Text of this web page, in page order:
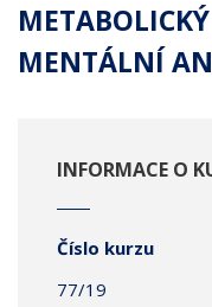
MENTÁLNÍ
INFORMACE O
Číslo kurzu
77/19